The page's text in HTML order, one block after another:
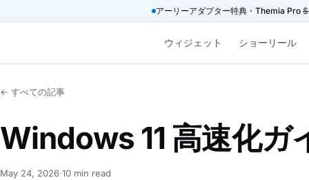
アーリーアダプター特典・Themia Pro
ウィジェット ショーリール
← すべての記事
Windows 11 高速化ガ
May 24, 2026·10 min read